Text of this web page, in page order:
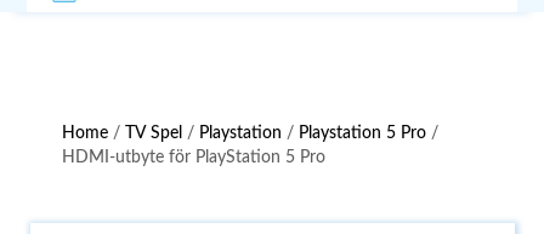
Home / TV Spel / Playstation / Playstation 5 Pro /
HDMI-utbyte för PlayStation 5 Pro